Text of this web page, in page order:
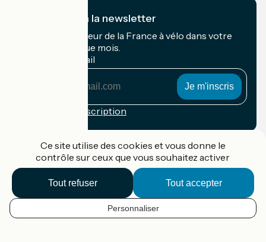
FR
Je m'abonne à la newsletter
Recevez le meilleur de la France à vélo dans votre
boîte mail chaque mois.
Mon adresse mail
Conditions d'inscription
Accueil Vélo Pro
Contact
Mentions légales
Ce site utilise des cookies et vous donne le
contrôle sur ceux que vous souhaitez activer
Tout accepter
Tout refuser
Personnaliser